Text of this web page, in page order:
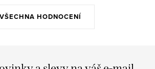
VŠECHNA HODNOCENÍ